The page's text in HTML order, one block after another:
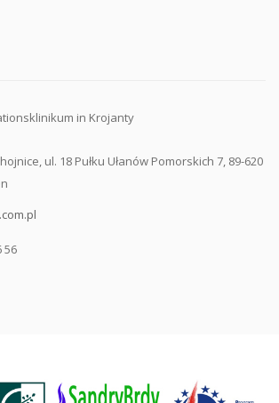
in Krojanty
ul. 18 Pułku Ułanów Pomorskich 7, 89-620
56